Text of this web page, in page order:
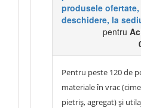
suprafețelor placate,
necesitățile practice
Toleranța admisă
unor produse
aceeași
115, specificația este
principal prin
produsele
deschidere, la
pentru
Pentru peste 120 de
materiale în vrac
pietriș, agregat) și